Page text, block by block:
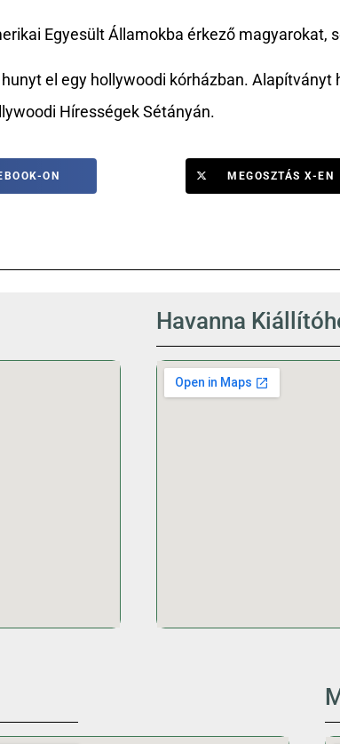
Egyesült Államokba érkező magyarokat,
el egy hollywoodi kórházban.
Hírességek Sétányán.
ON MEGOSZTÁS X-EN
Havanna